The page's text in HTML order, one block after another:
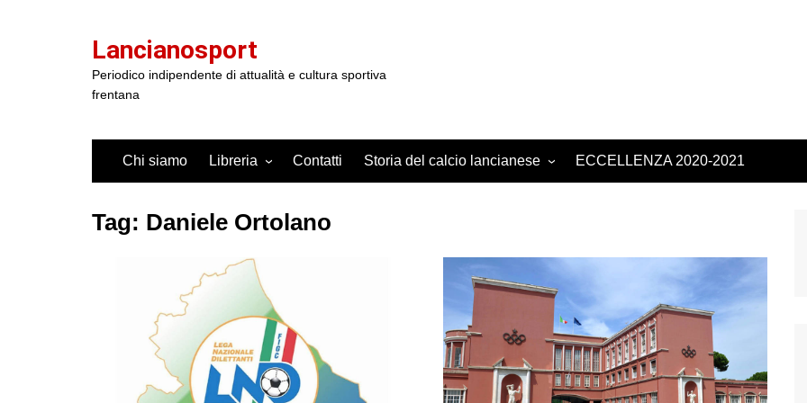
Lancianosport
Periodico indipendente di attualità e cultura sportiva
frentana
Chi siamo Libreria Contatti Storia del calcio lancianese ECCELLENZA 2020-2021
Tag: Daniele Ortolano